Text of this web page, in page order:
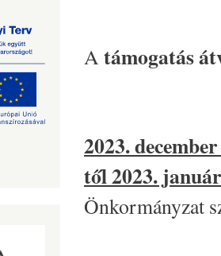
A támogatás
2023.
től 2023.
Önkormányzat